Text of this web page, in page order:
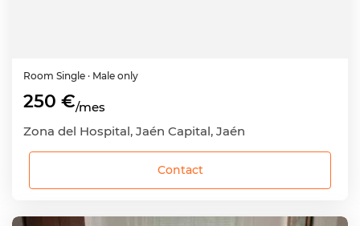
Room Single · Male only
250 €/mes
Zona del Hospital, Jaén Capital, Jaén
Contact